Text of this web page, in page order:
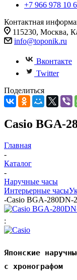
+7 966 978 10
Контактная
115230, Москва,
info@toponik.ru
Вконтакте
Twitter
Поделиться
Casio BGA-
Главная
-
Каталог
-
Наручные часы
Интерьерные часы
-Casio BGA-280DN-
:
Японские
с хронографом